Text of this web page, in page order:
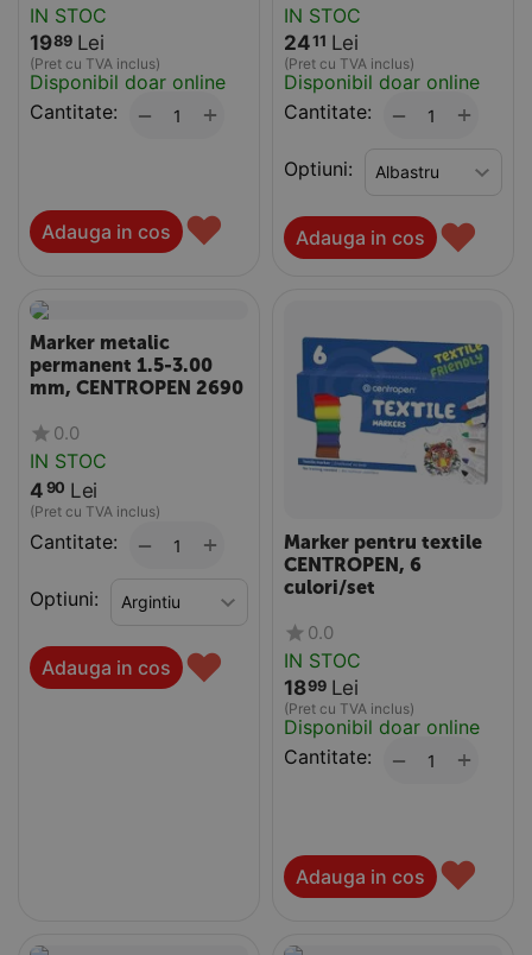
IN STOC
1989 Lei
(Pret cu TVA inclus)
Disponibil doar online
Cantitate:
+
−
Adauga in cos ♥
IN STOC
2411 Lei
(Pret cu TVA inclus)
Disponibil doar online
Cantitate:
+
−
Optiuni:
Adauga in cos ♥
Marker metalic
permanent 1.5-3.00
mm, CENTROPEN 2690
0.0
IN STOC
4 90 Lei
(Pret cu TVA inclus)
Cantitate: +
−
Optiuni:
Adauga in cos ♥
Marker pentru textile
CENTROPEN, 6
culori/set
0.0
IN STOC
1899 Lei
(Pret cu TVA inclus)
Disponibil doar online
Cantitate:
+
−
Adauga in cos ♥